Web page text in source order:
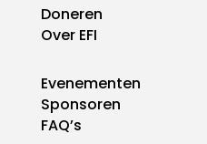
Doneren
Over EFI
Evenementen
Sponsoren
FAQ’s